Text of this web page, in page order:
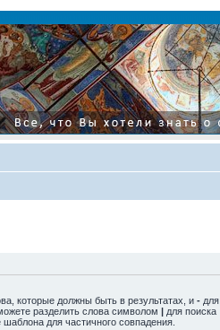
которые должны быть в результатах, и - для
разделить слова символом | для поиска
шаблона для частичного совпадения.